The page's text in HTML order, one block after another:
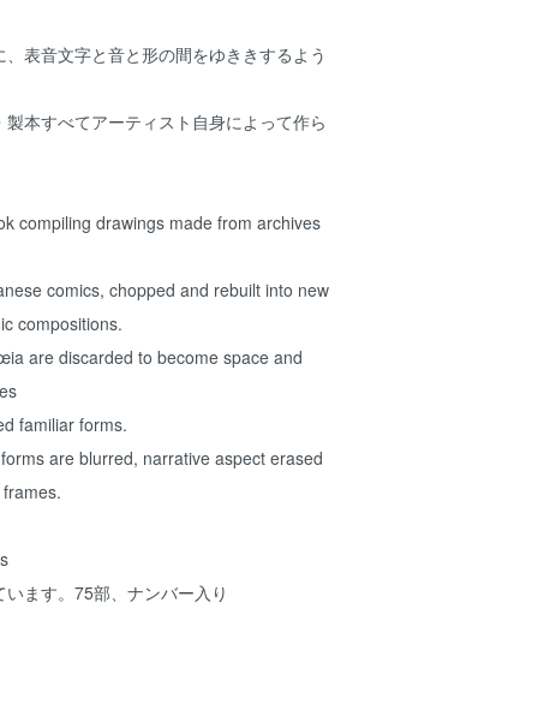
表音文字と音と形の間をゆききするよう
本すべてアーティスト自身によって作ら
compiling drawings made from archives
comics, chopped and rebuilt into new
compositions.
are discarded to become space and
familiar forms.
are blurred, narrative aspect erased
ます。75部、ナンバー入り